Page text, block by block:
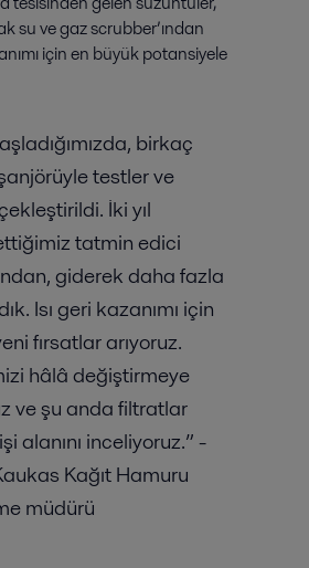
su ve gaz scrubber’ından
için en büyük potansiyele
birkaç
testler ve
İki yıl
tatmin edici
giderek daha fazla
Isı geri kazanımı için
fırsatlar arıyoruz.
hâlâ değiştirmeye
ve şu anda filtratlar
alanını inceliyoruz.” -
Kağıt Hamuru
müdürü